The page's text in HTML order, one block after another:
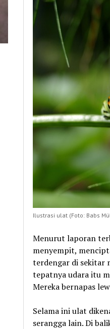
Ilustrasi ulat (Foto: Babs
Menurut laporan
menyempit,
terdengar di sekitar
tepatnya udara itu
Mereka bernapas
Selama ini ulat
serangga lain. Di